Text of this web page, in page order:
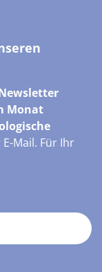
Monat
E-Mail. Für Ihr